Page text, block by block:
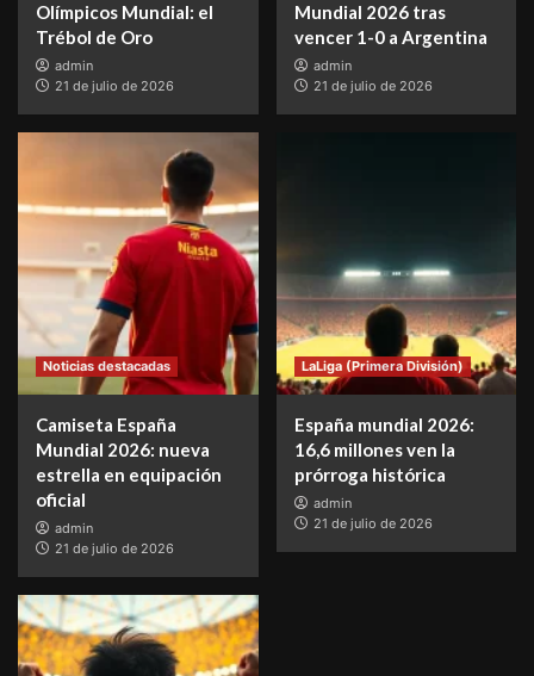
Olímpicos Mundial: el
Trébol de Oro
admin
21 de julio de 2026
Mundial 2026 tras
vencer 1-0 a Argentina
admin
21 de julio de 2026
Noticias destacadas
Camiseta España
Mundial 2026: nueva
estrella en equipación
oficial
admin
21 de julio de 2026
LaLiga (Primera División)
España mundial 2026:
16,6 millones ven la
prórroga histórica
admin
21 de julio de 2026